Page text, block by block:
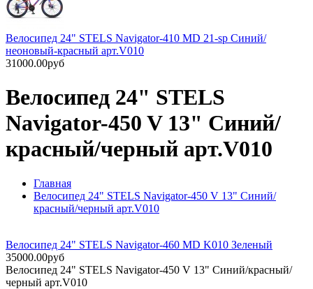
Велосипед 24" STELS Navigator-410 MD 21-sp Синий/
неоновый-красный арт.V010
31000.00руб
Велосипед 24" STELS
Navigator-450 V 13" Синий/
красный/черный арт.V010
Главная
Велосипед 24" STELS Navigator-450 V 13" Синий/
красный/черный арт.V010
Велосипед 24" STELS Navigator-460 MD K010 Зеленый
35000.00руб
Велосипед 24" STELS Navigator-450 V 13" Синий/красный/
черный арт.V010